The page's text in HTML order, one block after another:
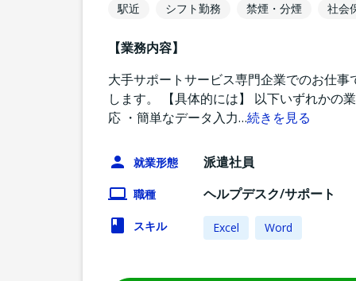
駅近
シフト勤務 禁煙・分煙 社会
【業務内容】
大手サポートサービス専門企業でのお仕
します。 【具体的には】 以下いずれかの
応 ・簡単なデータ入力…続きを見る
就業形態 派遣社員
職種 ヘルプデスク/サポート
スキル Excel Word